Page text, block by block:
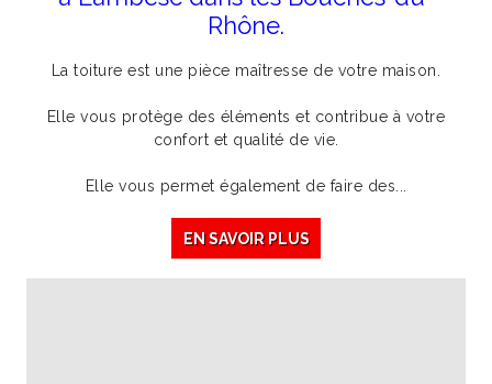
Rhône.
La toiture est une pièce maîtresse de votre maison.
Elle vous protège des éléments et contribue à votre
confort et qualité de vie.
Elle vous permet également de faire des...
EN SAVOIR PLUS